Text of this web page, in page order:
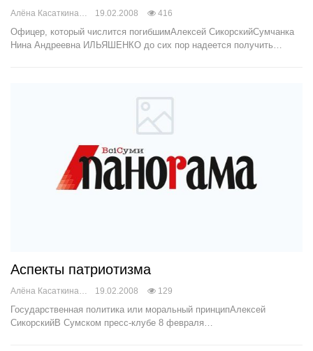
Алёна Касаткина 19.02.2008 416
Офицер, который числится погибшимАлексей СикорскийСумчанка
Нина Андреевна ИЛЬЯШЕНКО до сих пор надеется получить…
Аспекты патриотизма
Алёна Касаткина 19.02.2008 129
Государственная политика или моральный принципАлексей
СикорскийВ Сумском пресс-клубе 8 февраля…